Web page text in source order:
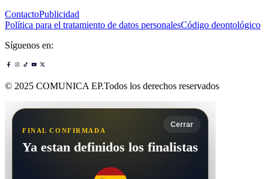
ContactoPublicidad
Política para el tratamiento de datos personalesCódigo deontológico
Síguenos en:
© 2025 COMUNICA EP.Todos los derechos reservados
Cerrar
FINAL CONFIRMADA
Ya estan definidos los finalistas